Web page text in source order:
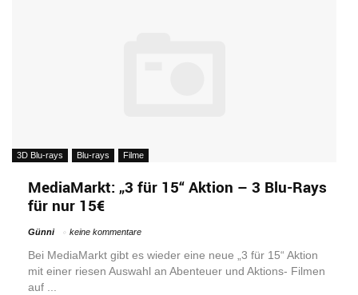
3D Blu-rays Blu-rays Filme
MediaMarkt: „3 für 15“ Aktion – 3 Blu-Rays
für nur 15€
Günni keine kommentare
Bei MediaMarkt gibt es wieder eine neue „3 für 15“ Aktion
mit einer riesen Auswahl an Abenteuer und Aktions- Filmen
auf ...